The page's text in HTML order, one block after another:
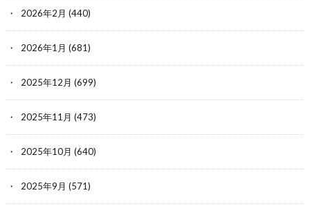
2026年2月 (440)
2026年1月 (681)
2025年12月 (699)
2025年11月 (473)
2025年10月 (640)
2025年9月 (571)